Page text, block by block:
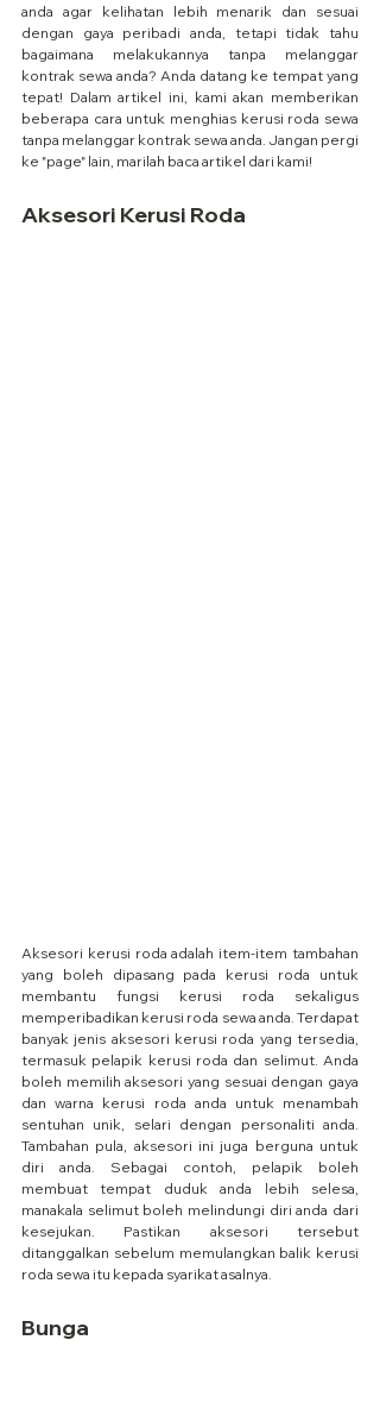
anda agar kelihatan lebih menarik dan sesuai
dengan gaya peribadi anda, tetapi tidak tahu
bagaimana melakukannya tanpa melanggar
kontrak sewa anda? Anda datang ke tempat yang
tepat! Dalam artikel ini, kami akan memberikan
beberapa cara untuk menghias kerusi roda sewa
tanpa melanggar kontrak sewa anda. Jangan pergi
ke "page" lain, marilah baca artikel dari kami!
Aksesori Kerusi Roda
Aksesori kerusi roda adalah item-item tambahan
yang boleh dipasang pada kerusi roda untuk
membantu fungsi kerusi roda sekaligus
memperibadikan kerusi roda sewa anda. Terdapat
banyak jenis aksesori kerusi roda yang tersedia,
termasuk pelapik kerusi roda dan selimut. Anda
boleh memilih aksesori yang sesuai dengan gaya
dan warna kerusi roda anda untuk menambah
sentuhan unik, selari dengan personaliti anda.
Tambahan pula, aksesori ini juga berguna untuk
diri anda. Sebagai contoh, pelapik boleh
membuat tempat duduk anda lebih selesa,
manakala selimut boleh melindungi diri anda dari
kesejukan. Pastikan aksesori tersebut
ditanggalkan sebelum memulangkan balik kerusi
roda sewa itu kepada syarikat asalnya.
Bunga